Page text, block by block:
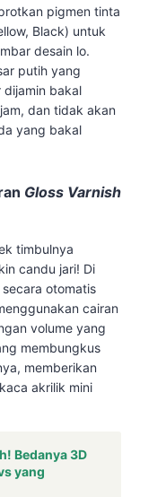
pigmen tinta
Black) untuk
desain lo.
putih yang
bakal
dan tidak akan
yang bakal
Gloss Varnish
timbulnya
candu jari! Di
otomatis
cairan
volume yang
membungkus
memberikan
akrilik mini
Bedanya 3D
yang